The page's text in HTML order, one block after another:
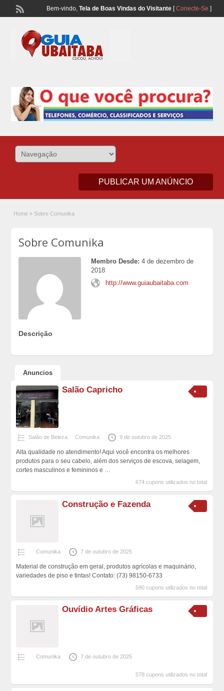
Bem-vindo, Tela de Boas Vindas do Visitante[Conecte-Se ]
PUBLICAR UM ANÚNCIO
Home » Sobre Comunika
Sobre Comunika
Membro Desde: 4 de dezembro de
2018
http://www.guiaubaitaba.com
Descrição
Anuncios
Salão Capricho
Salão de Beleza Comunika 9 de outubro de 2025
Alta qualidade no atendimento! Aqui você encontra os melhores
produtos para o seu cabelo, além dos serviços de escova, selagem,
cortes masculinos e femininos e …
674 cupons utilizados no total
Construção e Fazenda
Comunika 7 de outubro de 2025
Material de construção em geral, produtos agrícolas e maquinário,
variedades de piso e tintas! Contato: (73) 98150-6733
590 cupons utilizados no total
Ouvídio Artes Gráficas
Comunika 7 de outubro de 2025
578 cupons utilizados no total